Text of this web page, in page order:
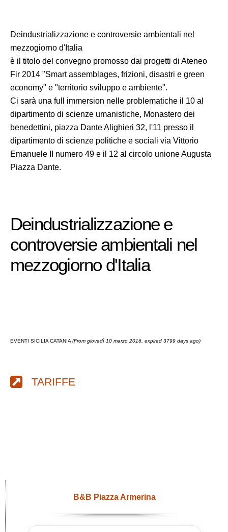
Deindustrializzazione e controversie ambientali nel
mezzogiorno d'Italia
è il titolo del convegno promosso dai progetti di Ateneo
Fir 2014 "Smart assemblages, frizioni, disastri e green
economy" e "territorio sviluppo e ambiente".
Ci sarà una full immersion nelle problematiche il 10 al
dipartimento di scienze umanistiche, Monastero dei
benedettini, piazza Dante Alighieri 32, l'11 presso il
dipartimento di scienze politiche e sociali via Vittorio
Emanuele II numero 49 e il 12 al circolo unione Augusta
Piazza Dante.
Deindustrializzazione e
controversie ambientali nel
mezzogiorno d'Italia
EVENTI SICILIA CATANIA (From giovedì 10 marzo 2016, expired 3799 days ago)
TARIFFE
B&B Piazza Armerina